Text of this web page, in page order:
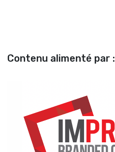
Contenu alimenté par :